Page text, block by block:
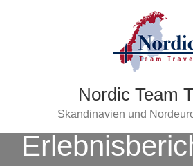
Nordic Team
Skandinavien und